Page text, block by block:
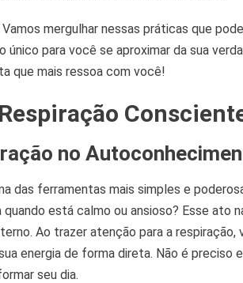
mergulhar nessas práticas que
único para você se aproximar da sua
que mais ressoa com você!
no
das ferramentas mais simples e
está calmo ou ansioso? Esse ato
Ao trazer atenção para a respiração,
energia de forma direta. Não é preciso
seu dia.